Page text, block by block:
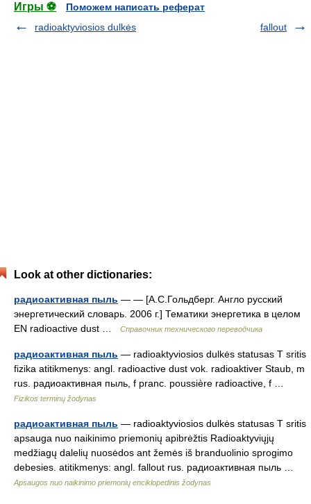
Игры ⚽
Поможем написать реферат
radioaktyviosios dulkės
fallout
Look at other dictionaries:
радиоактивная пыль — — [А.С.Гольдберг. Англо русский
энергетический словарь. 2006 г.] Тематики энергетика в целом
EN radioactive dust …
Справочник технического переводчика
радиоактивная пыль — radioaktyviosios dulkės statusas T sritis
fizika atitikmenys: angl. radioactive dust vok. radioaktiver Staub, m
rus. радиоактивная пыль, f pranc. poussière radioactive, f …
Fizikos terminų žodynas
радиоактивная пыль — radioaktyviosios dulkės statusas T sritis
apsauga nuo naikinimo priemonių apibrėžtis Radioaktyviųjų
medžiagų dalelių nuosėdos ant žemės iš branduolinio sprogimo
debesies. atitikmenys: angl. fallout rus. радиоактивная пыль …
Apsaugos nuo naikinimo priemonių enciklopedinis žodynas